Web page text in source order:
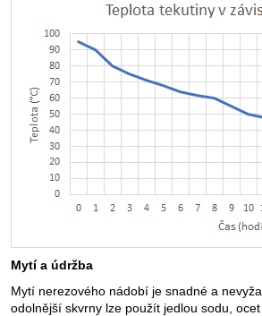
Mytí a údržba
Mytí nerezového nádobí je snadné a
odolnější skvrny lze použít jedlou sodu,